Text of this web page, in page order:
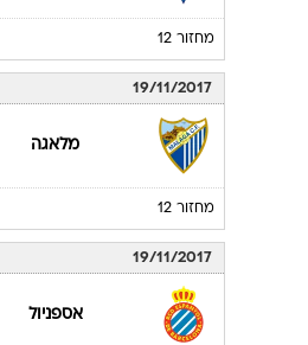
מחזור 12
19/11/2017
מלאגה
מחזור 12
19/11/2017
אספניול